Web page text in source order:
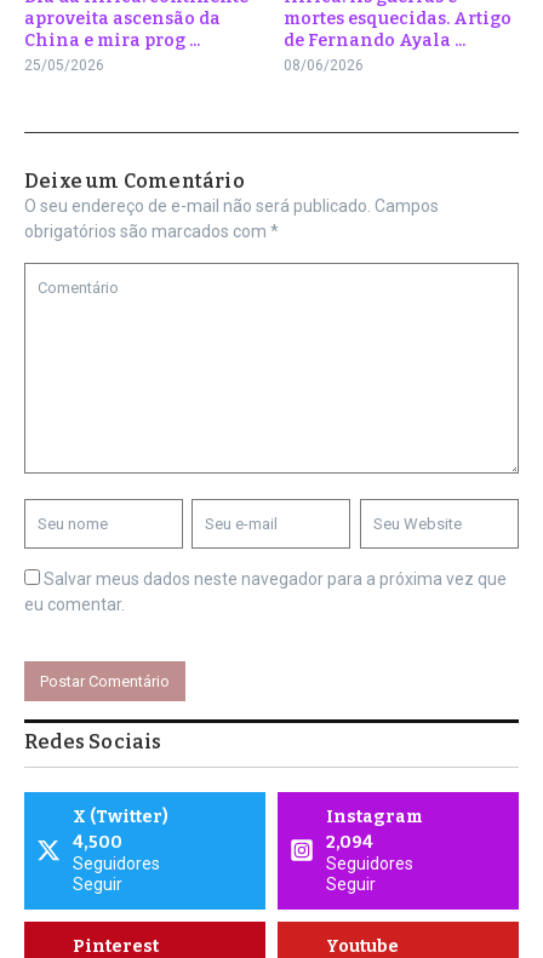
aproveita ascensão da
China e mira prog ...
25/05/2026
mortes esquecidas. Artigo
de Fernando Ayala ...
08/06/2026
Deixe um Comentário
O seu endereço de e-mail não será publicado. Campos
obrigatórios são marcados com *
Salvar meus dados neste navegador para a próxima vez que
eu comentar.
Redes Sociais
X (Twitter)
4,500
Seguidores
Seguir
Instagram
2,094
Seguidores
Seguir
Pinterest
Youtube